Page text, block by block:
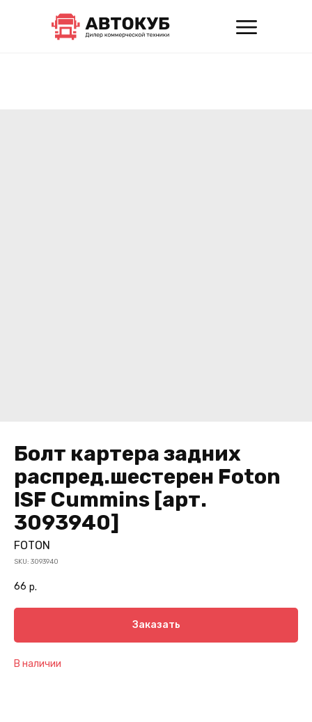
Болт картера задних
распред.шестерен Foton
ISF Cummins [арт.
3093940]
FOTON
SKU: 3093940
66 р.
Заказать
В наличии